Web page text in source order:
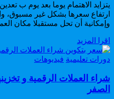
البتكوين
..
كيف
وكل
معرفته
ارتفاع سعرها بشكل غير مسبوق،
وإمكانية أن تحل مستقبلا مكان
اقرا المزيد
البتكوين
..
يتم
Posted
دورات تعليمية فيديوهات
شراء العملات الرقمية و
الصفر